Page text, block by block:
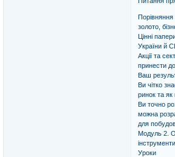
Порівняння
золото,
Цінні
України й
Акції та
принести
Ваш
Ви чітко
ринок та
Ви точно
можна
для
Модуль 2.
інструменти
Уроки